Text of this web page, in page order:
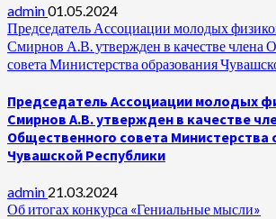
admin01.05.2024
Председатель Ассоциации молодых
Смирнов А.В. утвержден в качестве члена
совета Министерства образования
Председатель Ассоциации молодых
Смирнов А.В. утвержден в качестве
Общественного совета Министерства
Чувашской Республики
admin 21.03.2024
Об итогах конкурса «Гениальные мысли»